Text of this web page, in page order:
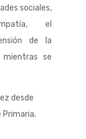
sociales,
el
de la
se
desde
Primaria.